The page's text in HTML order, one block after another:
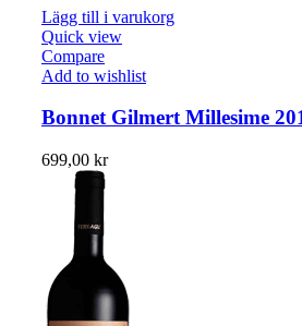
Lägg till i varukorg
Quick view
Compare
Add to wishlist
Bonnet Gilmert Millesime
699,00 kr